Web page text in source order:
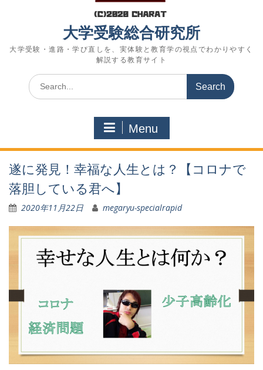
大学受験総合研究所
大学受験・進路・学び直しを、実体験と教育学の視点でわかりやすく
解説する教育サイト
Search
for:
Menu
遂に発見！幸福な人生とは？【コロナで
落胆している君へ】
2020年11月22日 megaryu-specialrapid